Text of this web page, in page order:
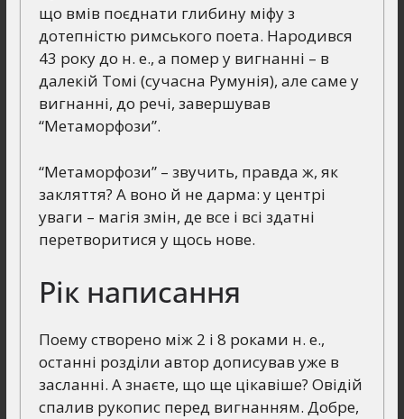
що вмів поєднати глибину міфу з
дотепністю римського поета. Народився
43 року до н. е., а помер у вигнанні – в
далекій Томі (сучасна Румунія), але саме у
вигнанні, до речі, завершував
“Метаморфози”.
“Метаморфози” – звучить, правда ж, як
закляття? А воно й не дарма: у центрі
уваги – магія змін, де все і всі здатні
перетворитися у щось нове.
Рік написання
Поему створено між 2 і 8 роками н. е.,
останні розділи автор дописував уже в
засланні. А знаєте, що ще цікавіше? Овідій
спалив рукопис перед вигнанням. Добре,